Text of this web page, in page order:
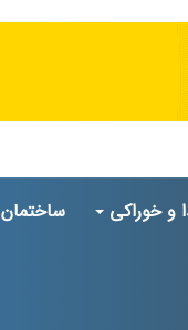
و خوراکی ساختمان